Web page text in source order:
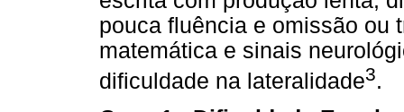
pouca fluência e omissão ou
matemática e sinais
dificuldade na lateralidade3.